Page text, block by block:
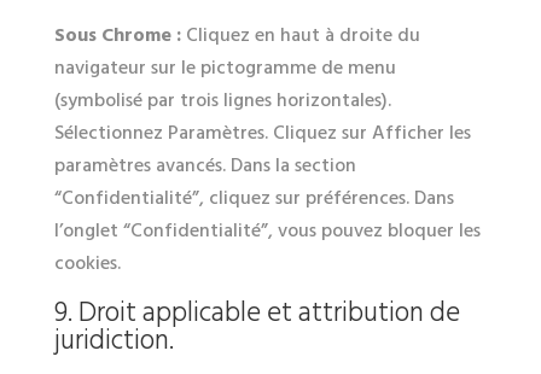
Sous Chrome :Cliquez en haut à droite du
navigateur sur le pictogramme de menu
(symbolisé par trois lignes horizontales).
Sélectionnez Paramètres. Cliquez sur Afficher les
paramètres avancés. Dans la section
“Confidentialité”, cliquez sur préférences. Dans
l’onglet “Confidentialité”, vous pouvez bloquer les
cookies.
9. Droit applicable et attribution de
juridiction.